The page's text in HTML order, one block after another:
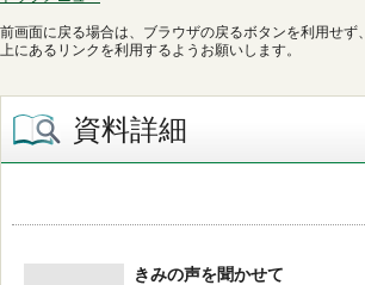
前画面に戻る場合は、ブラウザの戻るボタンを利用せず、
上にあるリンクを利用するようお願いします。
資料詳細
きみの声を聞かせて